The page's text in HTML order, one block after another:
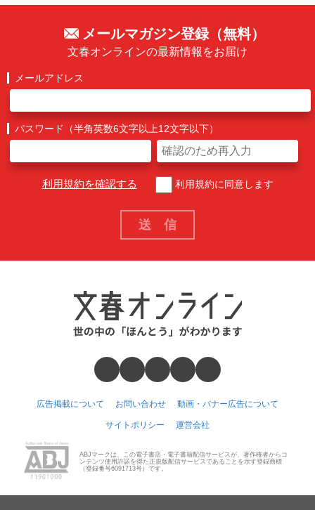
メールマガジン登録（無料）
文春オンラインの最新情報をお届け
メールアドレス
パスワード（半角英数6文字以上12文字以下）
利用規約を確認する 利用規約に同意します
広告掲載について お問い合わせ 動画・バナー広告について
サイトポリシー 運営会社
ABJマークは、この電子書店・電子書籍配信サービスが、著作権者からコ
ンテンツ使用許諾を得た正規版配信サービスであることを示す登録商標
（登録番号6091713号）です。